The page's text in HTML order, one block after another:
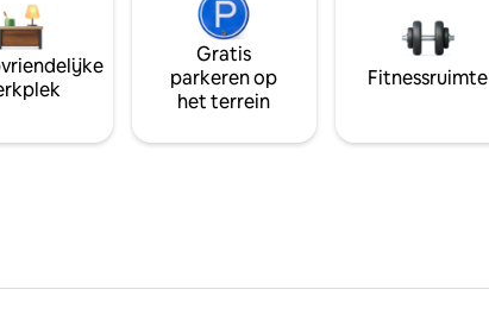
Gratis
parkeren op
het terrein
Fitnessruimte